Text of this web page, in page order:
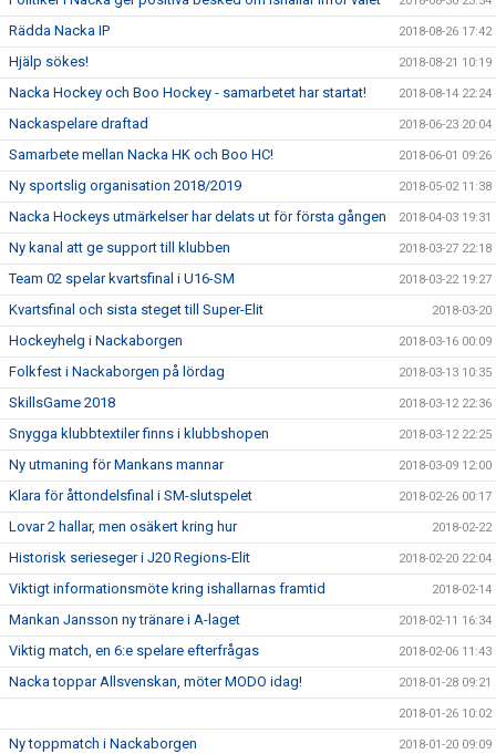
Rädda Nacka IP 2018-08-26 17:42
Hjälp sökes! 2018-08-21 10:19
Nacka Hockey och Boo Hockey - samarbetet har startat! 2018-08-14 22:24
Nackaspelare draftad 2018-06-23 20:04
Samarbete mellan Nacka HK och Boo HC! 2018-06-01 09:26
Ny sportslig organisation 2018/2019 2018-05-02 11:38
Nacka Hockeys utmärkelser har delats ut för första gången 2018-04-03 19:31
Ny kanal att ge support till klubben 2018-03-27 22:18
Team 02 spelar kvartsfinal i U16-SM 2018-03-22 19:27
Kvartsfinal och sista steget till Super-Elit 2018-03-20
Hockeyhelg i Nackaborgen 2018-03-16 00:09
Folkfest i Nackaborgen på lördag 2018-03-13 10:35
SkillsGame 2018 2018-03-12 22:36
Snygga klubbtextiler finns i klubbshopen 2018-03-12 22:25
Ny utmaning för Mankans mannar 2018-03-09 12:00
Klara för åttondelsfinal i SM-slutspelet 2018-02-26 00:17
Lovar 2 hallar, men osäkert kring hur 2018-02-22
Historisk serieseger i J20 Regions-Elit 2018-02-20 22:04
Viktigt informationsmöte kring ishallarnas framtid 2018-02-14
Mankan Jansson ny tränare i A-laget 2018-02-11 16:34
Viktig match, en 6:e spelare efterfrågas 2018-02-06 11:43
Nacka toppar Allsvenskan, möter MODO idag! 2018-01-28 09:21
2018-01-26 10:02
Ny toppmatch i Nackaborgen 2018-01-20 09:09